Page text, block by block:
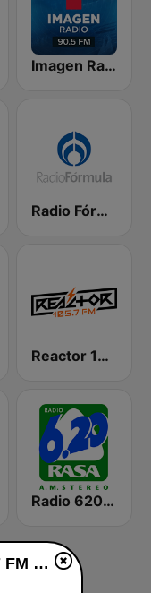
Imagen Radio 90.5 FM
Radio Fórmula 103.3 FM
Reactor 105.7 FM
Radio 620 AM
Radio Fórmula 101.7 FM en vivo